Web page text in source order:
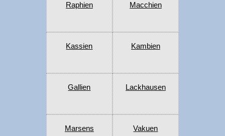
Raphien Macchien
Kassien Kambien
Gallien Lackhausen
Marsens Vakuen